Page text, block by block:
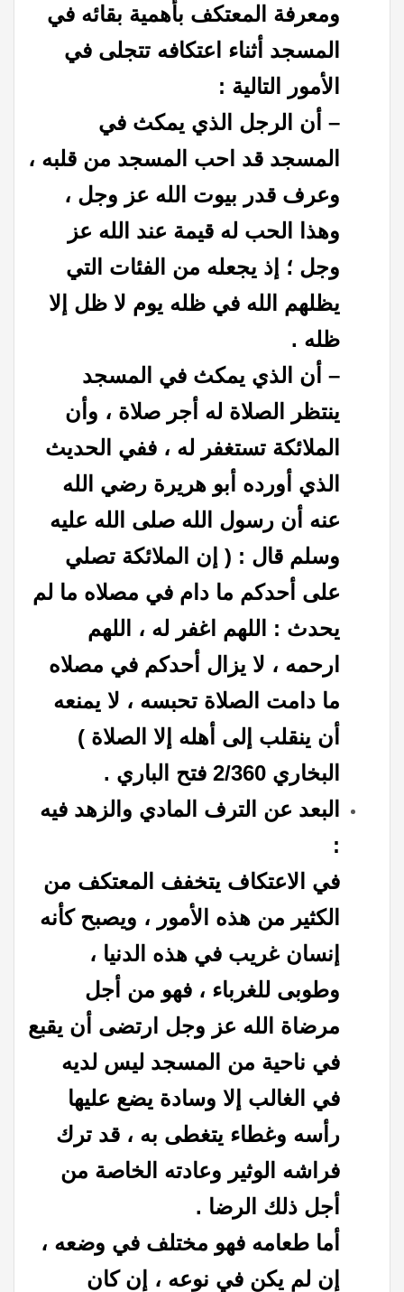
ومعرفة المعتكف بأهمية بقائه في
المسجد أثناء اعتكافه تتجلى في
الأمور التالية :
– أن الرجل الذي يمكث في
المسجد قد احب المسجد من قلبه ،
وعرف قدر بيوت الله عز وجل ،
وهذا الحب له قيمة عند الله عز
وجل ؛ إذ يجعله من الفئات التي
يظلهم الله في ظله يوم لا ظل إلا
ظله .
– أن الذي يمكث في المسجد
ينتظر الصلاة له أجر صلاة ، وأن
الملائكة تستغفر له ، ففي الحديث
الذي أورده أبو هريرة رضي الله
عنه أن رسول الله صلى الله عليه
وسلم قال : ( إن الملائكة تصلي
على أحدكم ما دام في مصلاه ما لم
يحدث : اللهم اغفر له ، اللهم
ارحمه ، لا يزال أحدكم في مصلاه
ما دامت الصلاة تحبسه ، لا يمنعه
أن ينقلب إلى أهله إلا الصلاة )
البخاري 2/360 فتح الباري .
البعد عن الترف المادي والزهد فيه
:
في الاعتكاف يتخفف المعتكف من
الكثير من هذه الأمور ، ويصبح كأنه
إنسان غريب في هذه الدنيا ،
وطوبى للغرباء ، فهو من أجل
مرضاة الله عز وجل ارتضى أن يقبع
في ناحية من المسجد ليس لديه
في الغالب إلا وسادة يضع عليها
رأسه وغطاء يتغطى به ، قد ترك
فراشه الوثير وعادته الخاصة من
أجل ذلك الرضا .
أما طعامه فهو مختلف في وضعه ،
إن لم يكن في نوعه ، إن كان